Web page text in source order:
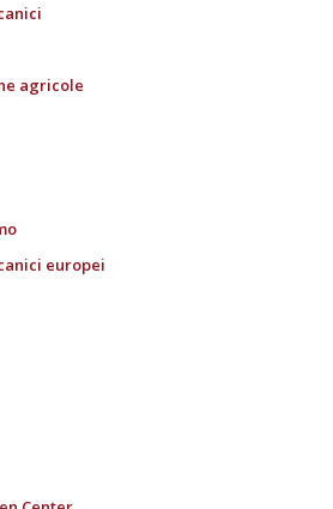
agricole
europei